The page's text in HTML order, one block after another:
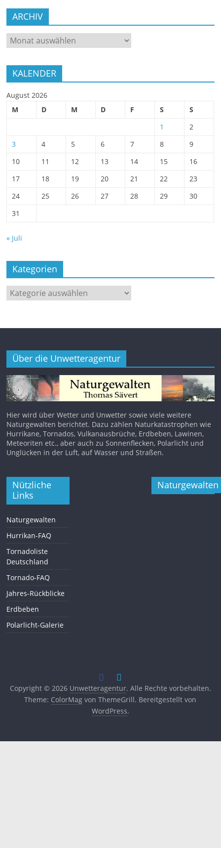
ARCHIV
ARCHIV
KALENDER
August 2026
M
D M D F S
S
1
2
3
4 5 6 7 8
9
10
11 12 13 14 15
16
17
18 19 20 21 22
23
24
25 26 27 28 29
30
31
« Juli
Kategorien
Kategorien
Über die Unwetteragentur
Hier wird über Wetter und Unwetter sowie viele weitere
Naturgewalten berichtet. Dazu zählen Naturkatastrophen wie
Hurrikane, Tornados, Vulkanausbrüche, Erdbeben, Lawinen,
Meteoriten etc., aber auch zu Sonnenflecken, Polarlicht und
Unglücken in der Luft, auf Wasser und Straßen.
Nützliche
Links
Naturgewalten
Hurrikan-FAQ
Tornadoliste
Deutschland
Tornado-FAQ
Jahres-Rückblicke
Erdbeben
Polarlicht-Galerie
Naturgewalten
Copyright © 2026 Unwetteragentur. Alle Rechte vorbehalten.
Theme: ColorMag von ThemeGrill. Bereitgestellt von
WordPress.